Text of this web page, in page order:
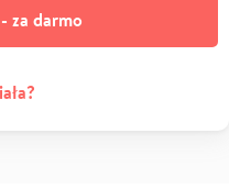
za darmo